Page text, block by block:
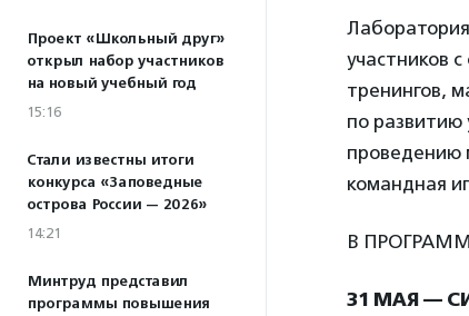
Проект «Школьный друг»
открыл набор участников
на новый учебный год
15:16
Стали известны итоги
конкурса «Заповедные
острова России — 2026»
14:21
Минтруд представил
программы повышения
участников
тренингов,
по развитию
проведению
командная
В
31 МАЯ —